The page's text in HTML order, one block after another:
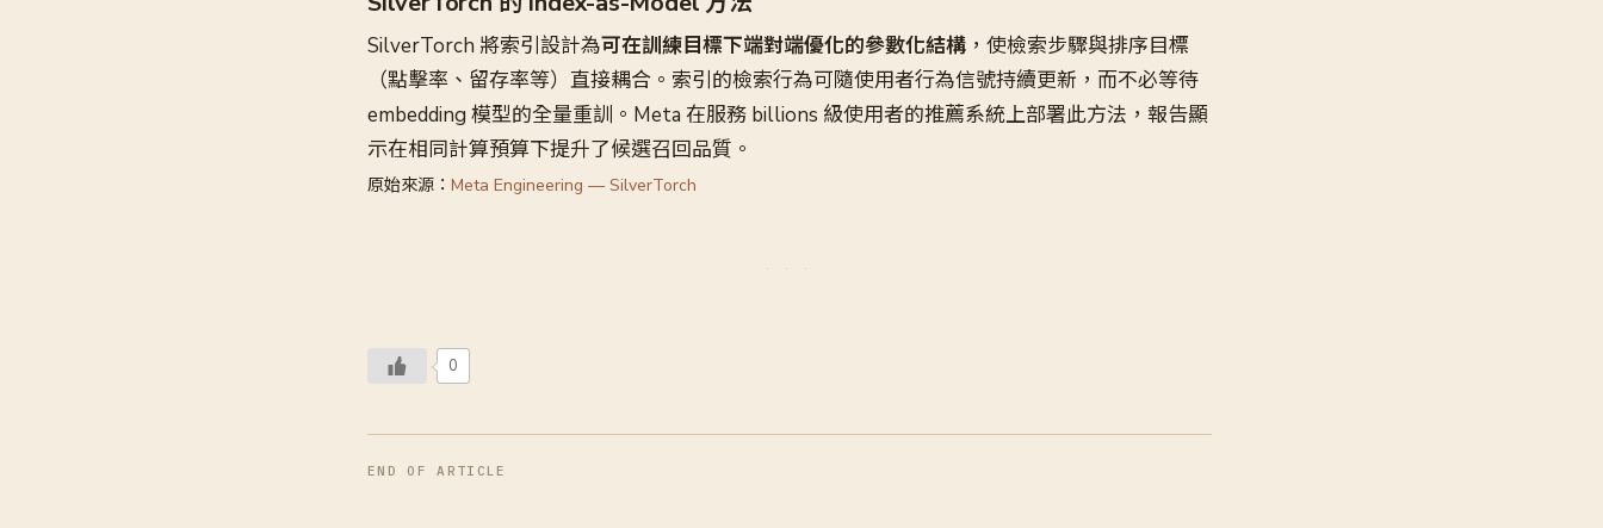
SilverTorch 將索引設計為可在訓練目標下端對端優化的參數化結構 ，使檢索步驟與排序目標
（點擊率、留存率等）直接耦合。索引的檢索行為可隨使用者行為信號持續更新，而不必等待
embedding 模型的全量重訓。Meta 在服務 billions 級使用者的推薦系統上部署此方法，報告顯
示在相同計算預算下提升了候選召回品質。
原始來源： Meta Engineering — SilverTorch
0
END OF ARTICLE